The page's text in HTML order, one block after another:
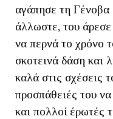
αγάπησε τη Γένοβα
άλλωστε, του άρεσε
να περνά το χρόνο
σκοτεινά δάση και
καλά στις σχέσεις
προσπάθειές του να
και πολλοί έρωτές